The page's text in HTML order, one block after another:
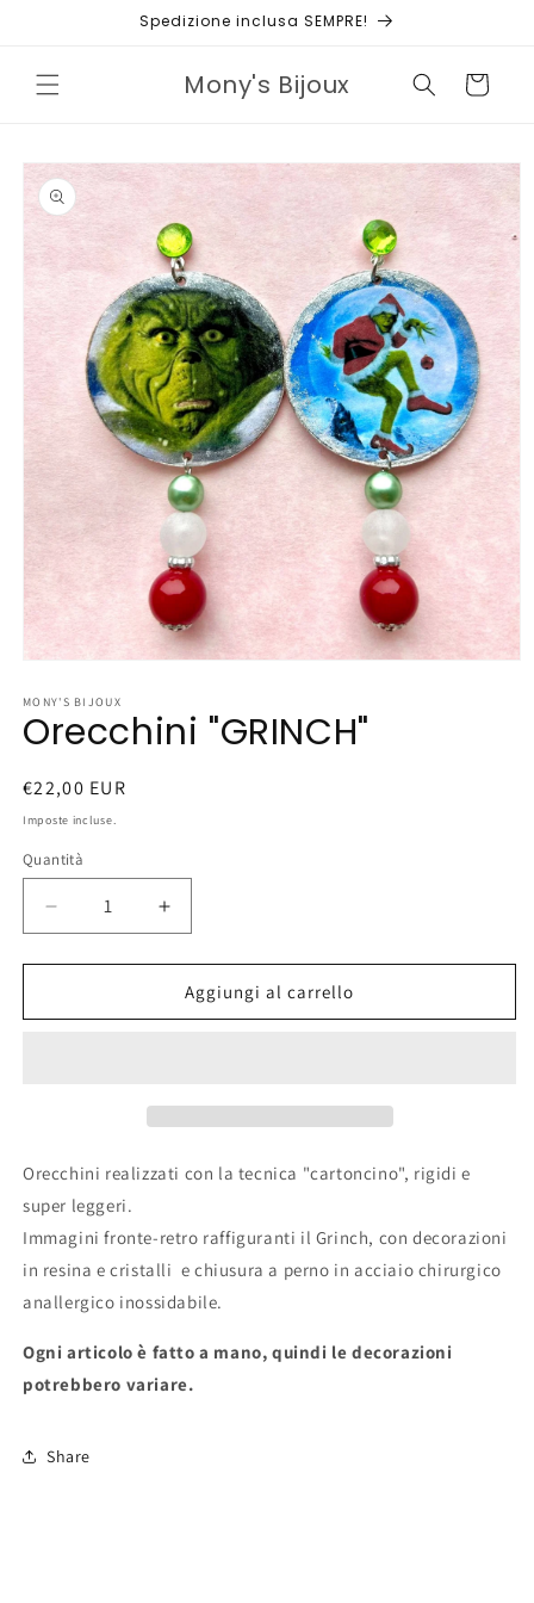
Spedizione inclusa SEMPRE!
Mony's Bijoux Carrello
Passa alle
informazioni
sul prodotto
multimediali
1
in
MONY'S BIJOUX
Orecchini "GRINCH"
Prezzo
di
€22,00 EUR
Imposte incluse.
Quantità
Diminuisci
quantità
per
&quot;GRINCH&quot;
Aumenta
quantità
per
Orecchini
&quot;GRINCH&quot;
Aggiungi al carrello
Orecchini realizzati con la tecnica "cartoncino", rigidi e
super leggeri.
Immagini fronte-retro raffiguranti il Grinch, con decorazioni
in resina e cristalli e chiusura a perno in acciaio chirurgico
anallergico inossidabile.
Ogni articolo è fatto a mano, quindi le decorazioni
potrebbero variare.
Share